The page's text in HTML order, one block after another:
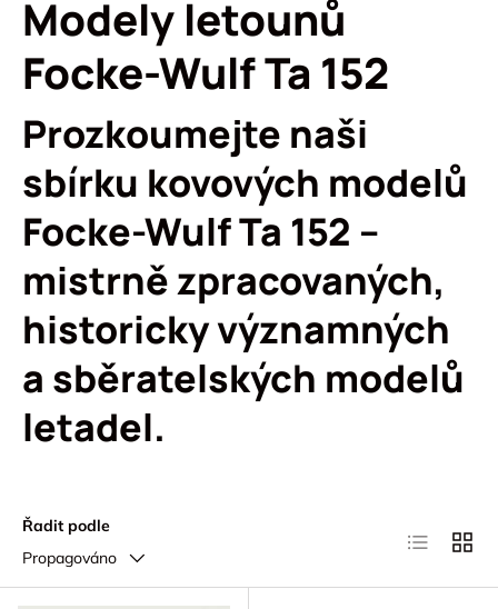
Modely letounů
Focke-Wulf Ta 152
Prozkoumejte naši
sbírku kovových modelů
Focke-Wulf Ta 152 –
mistrně zpracovaných,
historicky významných
a sběratelských modelů
letadel.
Řadit podle
Propagováno
Seznam